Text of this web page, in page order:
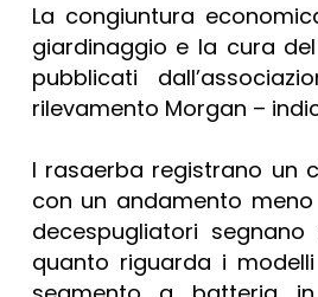
La congiuntura
giardinaggio e la cura
pubblicati
rilevamento Morgan –
I rasaerba registrano un
con un andamento
decespugliatori
quanto riguarda i